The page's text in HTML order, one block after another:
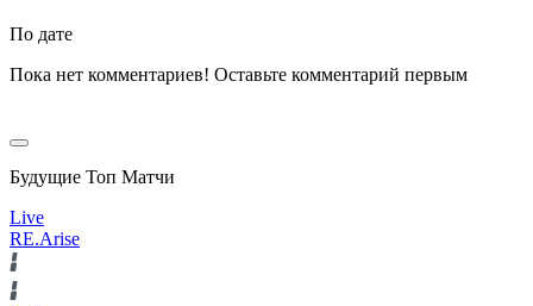
По дате
Пока нет комментариев! Оставьте комментарий первым
Будущие Топ Матчи
Live
RE.Arise